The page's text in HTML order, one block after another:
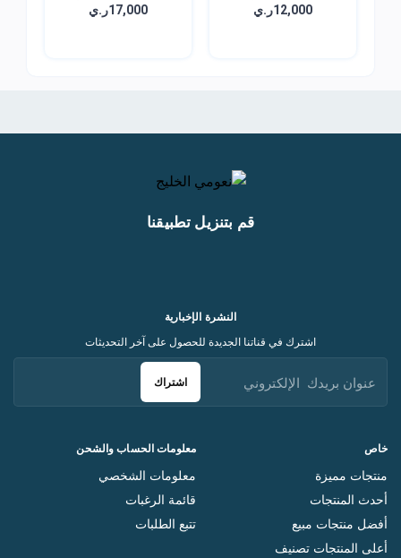
جليكول...
12,000ر.ي
انبات...
17,000ر.ي
قم بتنزيل تطبيقنا
خاص
منتجات مميزة
أحدث المنتجات
أفضل منتجات مبيع
أعلى المنتجات تصنيف
معلومات الحساب والشحن
معلومات الشخصي
قائمة الرغبات
تتبع الطلبات
النشرة الإخبارية
اشترك في قناتنا الجديدة للحصول على آخر التحديثات
اشتراك